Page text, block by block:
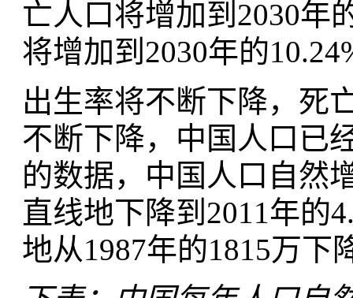
亡人口将增加到2030年
将增加到2030年的
出生率将不断下降，死
不断下降，中国人口已
的数据，中国人口自然
直线地下降到2011年的
地从1987年的1815万下